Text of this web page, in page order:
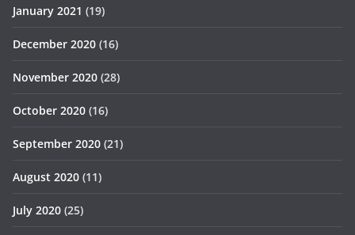
January 2021 (19)
December 2020 (16)
November 2020 (28)
October 2020 (16)
September 2020 (21)
August 2020 (11)
July 2020 (25)